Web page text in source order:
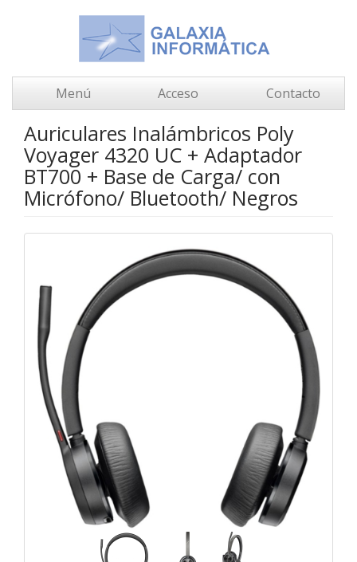
Menú Acceso Contacto
Auriculares Inalámbricos Poly
Voyager 4320 UC + Adaptador
BT700 + Base de Carga/ con
Micrófono/ Bluetooth/ Negros